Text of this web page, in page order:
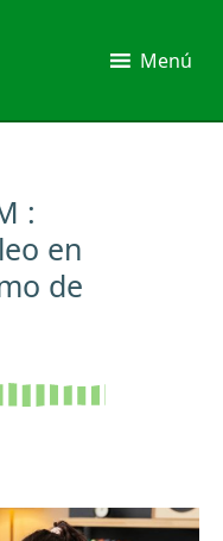
Menú
:
en
de